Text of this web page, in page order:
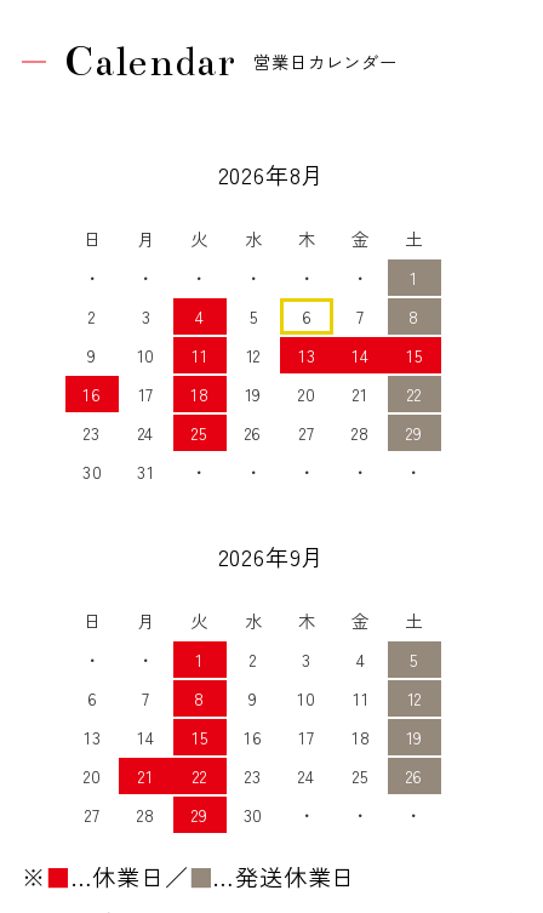
Calendar 営業日カレンダー
2026年8月
日 月 火 水 木 金
土
・
・ ・ ・ ・ ・
1
2
3 4 5 6 7
8
9
10 11 12 13 14
15
16
17 18 19 20 21
22
23
24 25 26 27 28
29
30
31 ・ ・ ・ ・ ・
2026年9月
日 月 火 水 木 金
土
・
・ 1 2 3 4
5
6
7 8 9 10 11
12
13
14 15 16 17 18
19
20
21 22 23 24 25
26
27
28 29 30 ・ ・ ・
※■…休業日／■…発送休業日